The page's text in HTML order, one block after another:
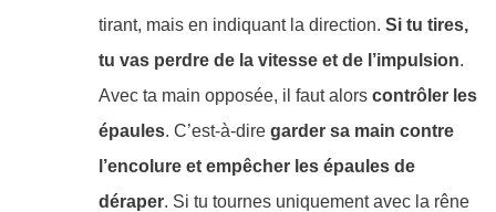
tirant, mais en indiquant la direction. Si tu tires,
tu vas perdre de la vitesse et de l’impulsion.
Avec ta main opposée, il faut alors contrôler les
épaules. C’est-à-diregarder sa main contre
l’encolure et empêcher les épaules de
déraper. Si tu tournes uniquement avec la rêne